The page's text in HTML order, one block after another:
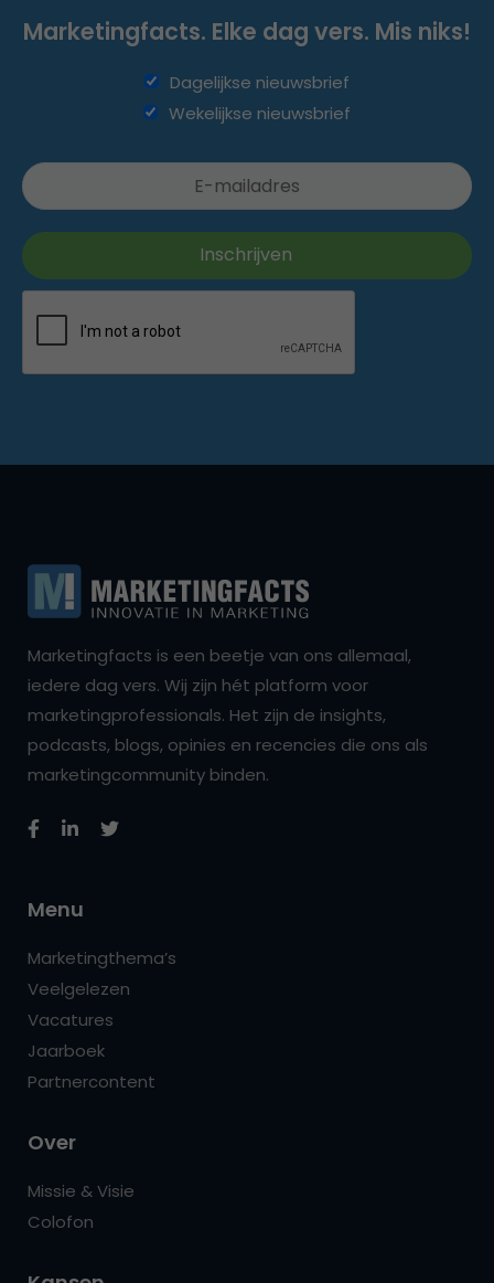
Marketingfacts. Elke dag vers. Mis niks!
Dagelijkse nieuwsbrief
Wekelijkse nieuwsbrief
Marketingfacts is een beetje van ons allemaal,
iedere dag vers. Wij zijn hét platform voor
marketingprofessionals. Het zijn de insights,
podcasts, blogs, opinies en recencies die ons als
marketingcommunity binden.
Menu
Marketingthema’s
Veelgelezen
Vacatures
Jaarboek
Partnercontent
Over
Missie & Visie
Colofon